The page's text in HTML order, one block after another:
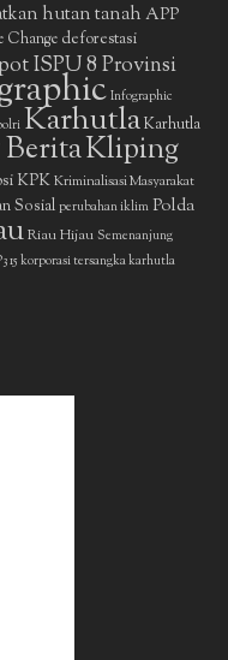
hutan tanah APP
Change deforestasi
ISPU 8 Provinsi
Infographic
KarhutlaKarhutla
Kliping
KPKKriminalisasi Masyarakat
Sosial perubahan iklim Polda
Riau Hijau Semenanjung
15 korporasi tersangka karhutla